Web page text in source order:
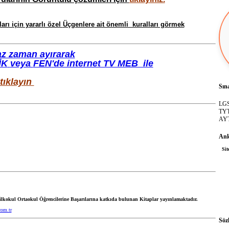
için yararlı özel Üçgenlereait önemli kuralları görmek
zaman ayırarak
veya FEN'de internet TV MEB ile
tıklayın
Ortaokul Öğrencilerine Başarılarına katkıda bulunan Kitaplar yayınlamaktadır.